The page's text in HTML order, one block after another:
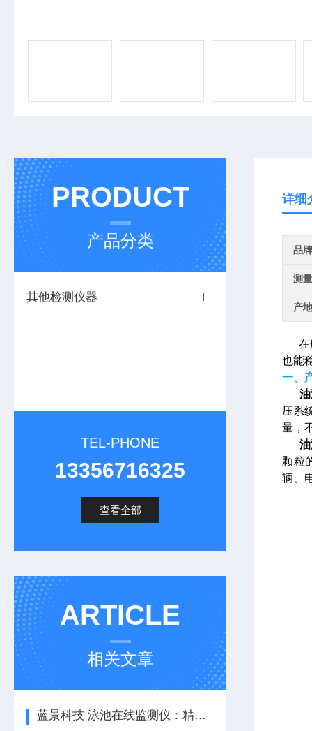
PRODUCT
产品分类
其他检测仪器
TEL-PHONE
13356716325
查看全部
ARTICLE
相关文章
蓝景科技 泳池在线监测仪：精准可靠的水质监测专家
详细
品牌
测
产地
也能
一、
压系
量，
颗粒
辆、